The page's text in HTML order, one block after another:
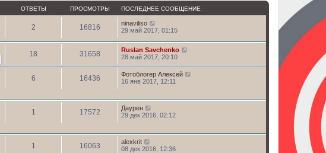
ОТВЕТЫ ПРОСМОТРЫ ПОСЛЕДНЕЕ СООБЩЕНИЕ
2 16816
ninaviliso
29 май 2017, 01:15
18 31658
Ruslan Savchenko
28 май 2017, 20:10
6 16436
Фотоблогер Алексей
16 янв 2017, 12:11
1 17572
Даурен
29 дек 2016, 02:12
1 16063
alexkrit
08 дек 2016, 12:36